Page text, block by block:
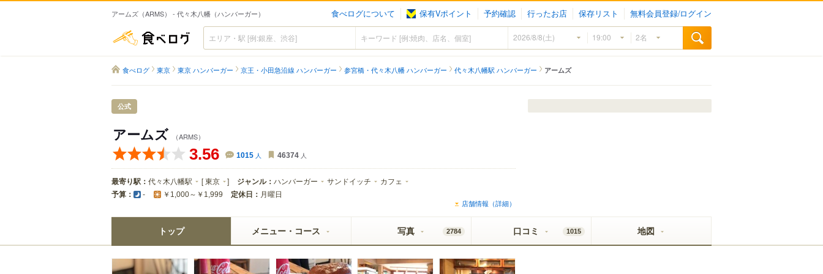
アームズ（ARMS） - 代々木八幡（ハンバーガー） 食べログについて 保有Vポイント 予約確認 行ったお店 保存リスト 無料会員登録/ログイン
食べログ
食べログ 東京 東京 ハンバーガー 京王・小田急沿線 ハンバーガー 参宮橋・代々木八幡 ハンバーガー 代々木八幡駅 ハンバーガー アームズ
公式
アームズ （ARMS）
3.56 1015 人 46374 人
最寄り駅： 代々木八幡駅 [東京 ] ジャンル： ハンバーガー サンドイッチ カフェ
予算： - ￥1,000～￥1,999 定休日： 月曜日
店舗情報（詳細）
トップ メニュー・コース 写真 2784 口コミ 1015 地図